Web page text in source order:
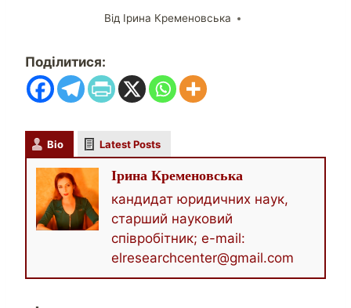
Від Ірина Кременовська
Поділитися:
Bio Latest Posts
Ірина Кременовська
кандидат юридичних наук,
старший науковий
співробітник; e-mail:
elresearchcenter@gmail.com